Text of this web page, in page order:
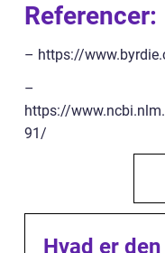
Referencer:
– https://
–
https://
91/
Hvad er